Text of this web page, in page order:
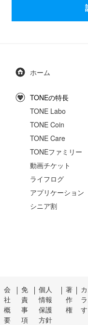
ホーム
TONEの特長
TONE Labo
TONE Coin
TONE Care
TONEファミリー
動画チケット
ライフログ
アプリケーション
シニア割
会
社
概
要
免
責
事
項
個人
情報
保護
方針
著
作
権